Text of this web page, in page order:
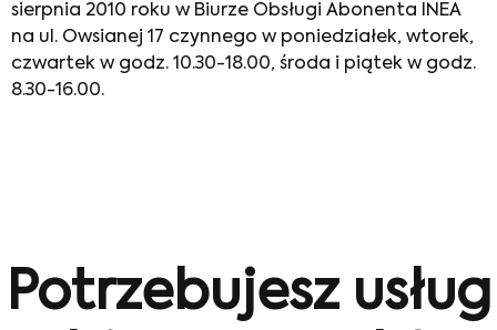
sierpnia 2010 roku w Biurze Obsługi Abonenta INEA
na ul. Owsianej 17 czynnego w poniedziałek, wtorek,
czwartek w godz. 10.30-18.00, środa i piątek w godz.
8.30-16.00.
Potrzebujesz usług